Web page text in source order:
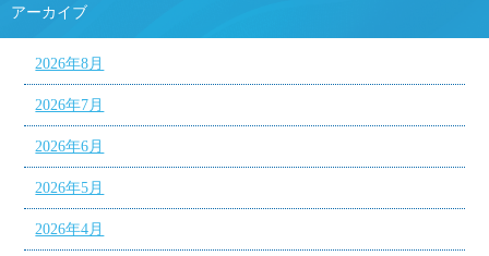
アーカイブ
2026年8月
2026年7月
2026年6月
2026年5月
2026年4月